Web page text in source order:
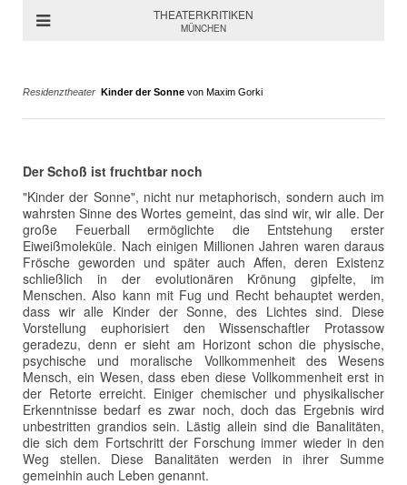
THEATERKRITIKEN
MÜNCHEN
Residenztheater Kinder der Sonne von Maxim Gorki
Der Schoß ist fruchtbar noch
"Kinder der Sonne", nicht nur metaphorisch, sondern auch im
wahrsten Sinne des Wortes gemeint, das sind wir, wir alle. Der
große Feuerball ermöglichte die Entstehung erster
Eiweißmoleküle. Nach einigen Millionen Jahren waren daraus
Frösche geworden und später auch Affen, deren Existenz
schließlich in der evolutionären Krönung gipfelte, im
Menschen. Also kann mit Fug und Recht behauptet werden,
dass wir alle Kinder der Sonne, des Lichtes sind. Diese
Vorstellung euphorisiert den Wissenschaftler Protassow
geradezu, denn er sieht am Horizont schon die physische,
psychische und moralische Vollkommenheit des Wesens
Mensch, ein Wesen, dass eben diese Vollkommenheit erst in
der Retorte erreicht. Einiger chemischer und physikalischer
Erkenntnisse bedarf es zwar noch, doch das Ergebnis wird
unbestritten grandios sein. Lästig allein sind die Banalitäten,
die sich dem Fortschritt der Forschung immer wieder in den
Weg stellen. Diese Banalitäten werden in ihrer Summe
gemeinhin auch Leben genannt.